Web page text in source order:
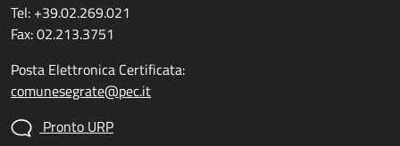
Tel: +39.02.269.021
Fax: 02.213.3751
Posta Elettronica Certificata:
comunesegrate@pec.it
Pronto URP